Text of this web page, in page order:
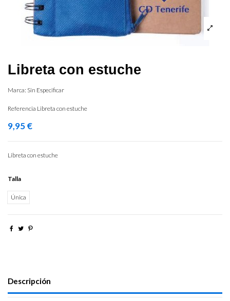
Libreta con estuche
Marca: Sin Especificar
Referencia Libreta con estuche
9,95 €
Libreta con estuche
Talla
Única
Descripción